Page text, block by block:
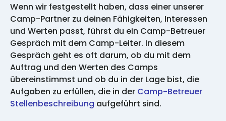
Wenn wir festgestellt haben, dass einer unserer
Camp-Partner zu deinen Fähigkeiten, Interessen
und Werten passt, führst du ein Camp-Betreuer
Gespräch mit dem Camp-Leiter. In diesem
Gespräch geht es oft darum, ob du mit dem
Auftrag und den Werten des Camps
übereinstimmst und ob du in der Lage bist, die
Aufgaben zu erfüllen, die in der Camp-Betreuer
Stellenbeschreibung aufgeführt sind.